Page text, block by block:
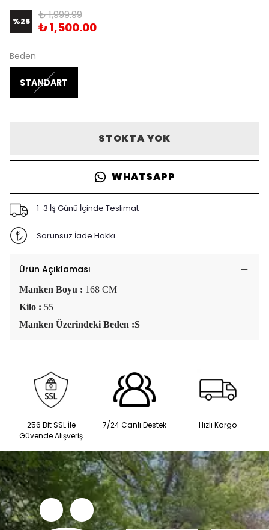
%25 ₺ 1,999.99
₺ 1,500.00
Beden
STANDART
STOKTA YOK
WHATSAPP
1-3 İş Günü İçinde Teslimat
Sorunsuz İade Hakkı
Ürün Açıklaması
Manken Boyu : 168 CM
Kilo : 55
Manken Üzerindeki Beden :S
256 Bit SSL İle
Güvende Alışveriş
7/24 Canlı Destek Hızlı Kargo